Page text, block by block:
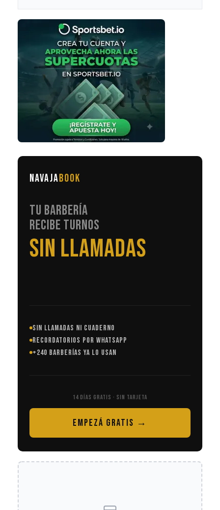
NAVAJABOOK
TU BARBERÍA
RECIBE TURNOS
EN AUTOMÁTICO
SIN LLAMADAS NI CUADERNO
RECORDATORIOS POR WHATSAPP
+240 BARBERÍAS YA LO USAN
14 DÍAS GRATIS · SIN TARJETA
EMPEZÁ GRATIS →